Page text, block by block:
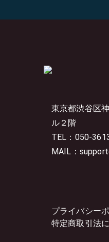
東京都渋谷区
ル２階
TEL：050-
MAIL：
プライバシー
特定商取引法